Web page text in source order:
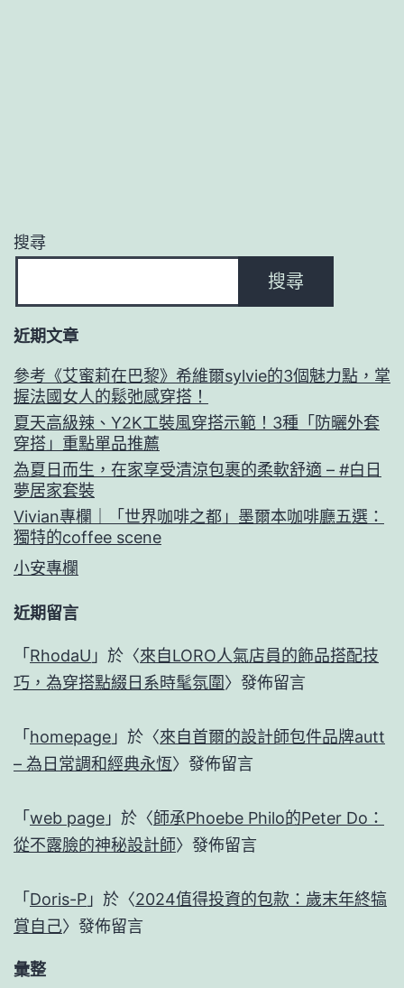
搜尋
搜尋
近期文章
參考《艾蜜莉在巴黎》希維爾sylvie的3個魅力點，掌
握法國女人的鬆弛感穿搭！
夏天高級辣、Y2K工裝風穿搭示範！3種「防曬外套
穿搭」重點單品推薦
為夏日而生，在家享受清涼包裹的柔軟舒適 – #白日
夢居家套裝
Vivian專欄｜「世界咖啡之都」墨爾本咖啡廳五選：
獨特的coffee scene
小安專欄
近期留言
「 RhodaU 」於〈來自LORO人氣店員的飾品搭配技
巧，為穿搭點綴日系時髦氛圍〉發佈留言
「 homepage 」於〈來自首爾的設計師包件品牌autt
– 為日常調和經典永恆〉發佈留言
「 web page 」於〈師承Phoebe Philo的Peter Do：
從不露臉的神秘設計師〉發佈留言
「 Doris-P 」於〈2024值得投資的包款：歲末年終犒
賞自己〉發佈留言
彙整